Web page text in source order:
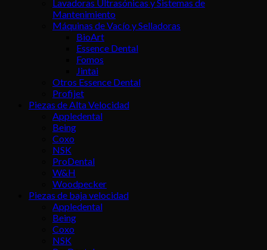
Lavadoras Ultrasónicas y Sistemas de
Mantenimiento
Máquinas de Vacío y Selladoras
BioArt
Essence Dental
Fomos
Jintai
Otros Essence Dental
Profijet
Piezas de Alta Velocidad
Appledental
Being
Coxo
NSK
ProDental
W&H
Woodpecker
Piezas de baja velocidad
Appledental
Being
Coxo
NSK